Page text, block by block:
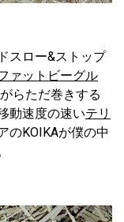
スロー&ストップ
ァットビーグル
らただ巻きする
動速度の速いテリ
のKOIKAが僕の中